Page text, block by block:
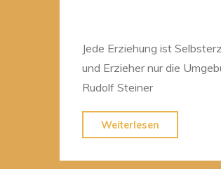
Jede Erziehung ist
und Erzieher nur die
Rudolf Steiner
Weiterlesen